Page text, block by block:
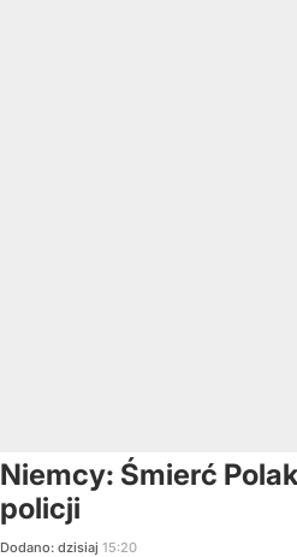
Niemcy: Śmierć
policji
Dodano: dzisiaj 15:20